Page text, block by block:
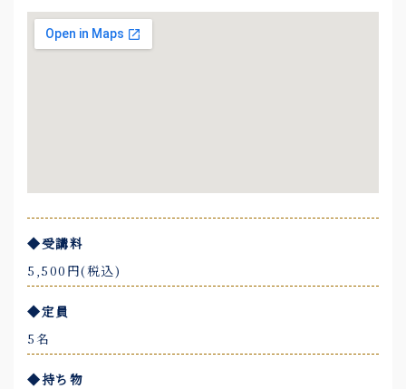
◆受講料
5,500円(税込)
◆定員
5名
◆持ち物